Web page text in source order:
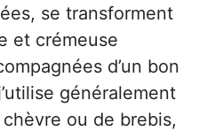
se transforment
et crémeuse
d’un bon
généralement
ou de brebis,